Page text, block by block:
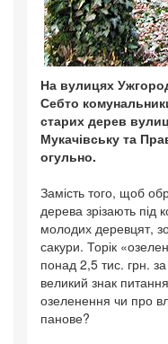
На вулицях
Себто
старих дерев
Мукачівську та
огульно.
Замість того, щоб
дерева зрізають під
молодих деревцят,
сакури. Торік
понад 2,5 тис. грн.
великий знак
озеленення чи про
панове?